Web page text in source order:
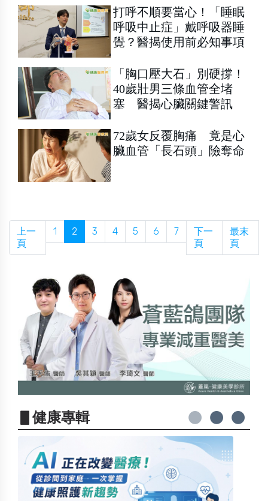
打呼不順要當心！「睡眠
呼吸中止症」戴呼吸器睡
覺？醫揭使用前必知事項
「胸口壓大石」別硬撐！
40歲壯男三條血管全堵
塞 醫揭心臟關鍵警訊
­­­72歲女反覆胸痛 竟是心
臟血管「長石頭」險奪命
上一
頁
1 2 3 4 5 6 7
下一
頁
最末
頁
▋健康專輯